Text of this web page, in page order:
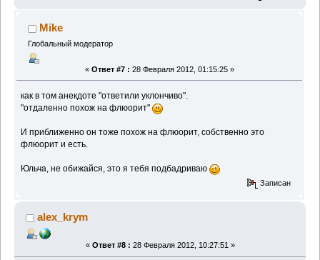
Mike
Глобальный модератор
« Ответ #7 : 28 Февраля 2012, 01:15:25 »
как в том анекдоте "ответили уклончиво".
"отдаленно похож на флюорит"
И приближенно он тоже похож на флюорит, собственно это
флюорит и есть.
Юльча, не обижайся, это я тебя подбадриваю
Записан
alex_krym
« Ответ #8 : 28 Февраля 2012, 10:27:51 »